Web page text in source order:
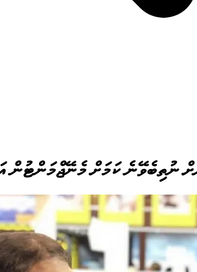
ނުތިބެވޭނެ ކަމަށް މެނޭޖްމަންޓުން